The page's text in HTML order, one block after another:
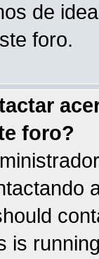
de
foro.
foro?
is